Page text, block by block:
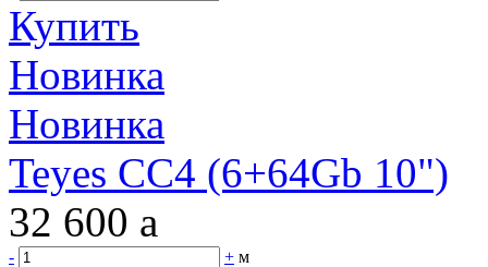
Купить
Новинка
Новинка
Teyes CC4 (6+64Gb 10")
32 600 a
- + м